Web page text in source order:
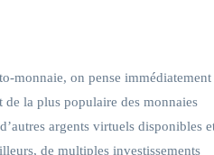
monnaie, on pense immédiatement
la plus populaire des monnaies
argents virtuels disponibles
de multiples investissements